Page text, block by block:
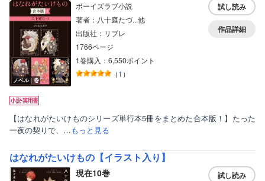
ノベル｜巻
ボーイズラブ小説
著者：八十庭たづ...他
出版社：リブレ
1766ページ
1巻購入：6,550ポイント
（1 ）
試し読み
作品詳細
【はなれがたいけものシリーズ単行本5冊をまとめた合本版！】たった
一夜の契りで、…もっと見る
はなれがたいけもの【イラスト入り】
現在10巻 試し読み